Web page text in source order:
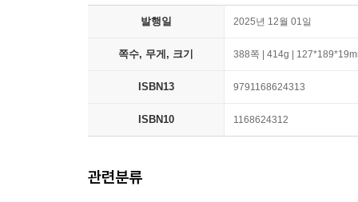
발행일 2025년 12월 01일
쪽수, 무게, 크기 388쪽 | 414g |
ISBN13 9791168624313
ISBN10 1168624312
관련분류